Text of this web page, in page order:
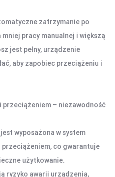
zatrzymanie po
pracy manualnej i większą
jest pełny, urządzenie
aby zapobiec przeciążeniu i
– niezawodność
wyposażona w system
co gwarantuje
użytkowanie.
ryzyko awarii urządzenia,